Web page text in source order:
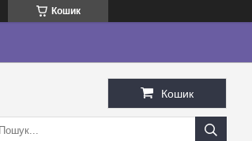
Кошик
Кошик